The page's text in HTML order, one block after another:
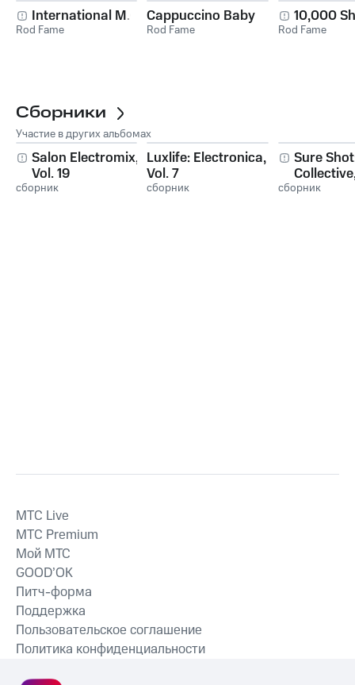
International M.C.
Rod Fame
Cappuccino Baby
Rod Fame
10,000
Rod Fame
Сборники
Участие в других альбомах
Salon Electromix,
Vol. 19
сборник
Luxlife: Electronica,
Vol. 7
сборник
Sure
сборник
MTС Live
MTС Premium
Мой МТС
GOOD’OK
Питч-форма
Поддержка
Пользовательское соглашение
Политика конфиденциальности